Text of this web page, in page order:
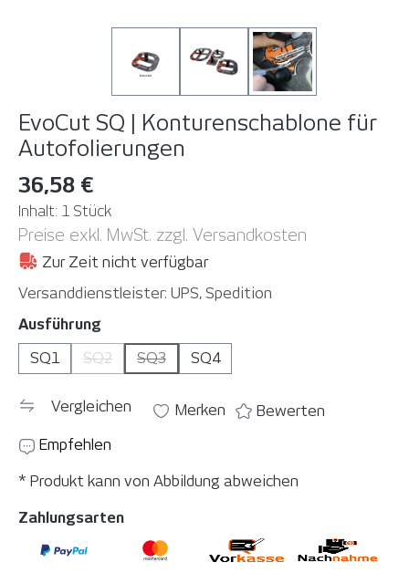
EvoCut SQ | Konturenschablone für
Autofolierungen
36,58 €
Inhalt: 1 Stück
Preise exkl. MwSt. zzgl. Versandkosten
Zur Zeit nicht verfügbar
Versanddienstleister: UPS, Spedition
Ausführung
SQ1
SQ2 SQ3 SQ4
Vergleichen Merken
Bewerten
Empfehlen
* Produkt kann von Abbildung abweichen
Zahlungsarten